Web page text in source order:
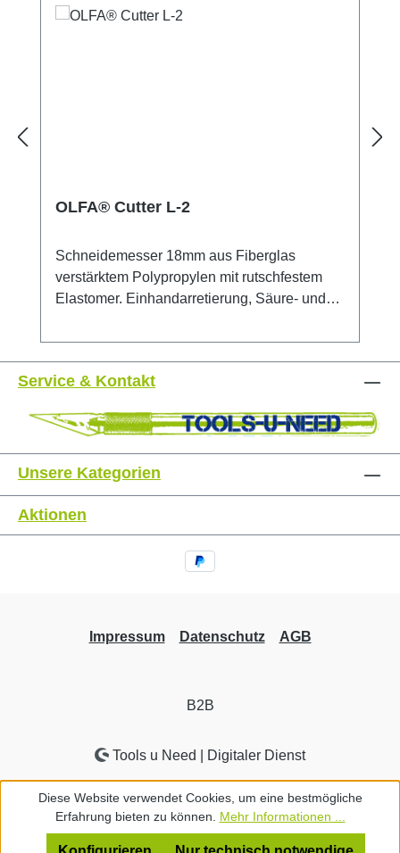
OLFA® Cutter L-2
Schneidemesser 18mm aus Fiberglas
verstärktem Polypropylen mit rutschfestem
Elastomer. Einhandarretierung, Säure- und
Feststellrad. Sicherheitshinweis: Dieses
Messer ist äußerst scharf! Nur für erfahrene
Nutzer empfohlen. Unbedingt außerhalb der
Service & Kontakt
Unsere Kategorien
Aktionen
Impressum Datenschutz AGB
B2B
Tools u Need | Digitaler Dienst
Diese Website verwendet Cookies, um eine bestmögliche
Erfahrung bieten zu können. Mehr Informationen ...